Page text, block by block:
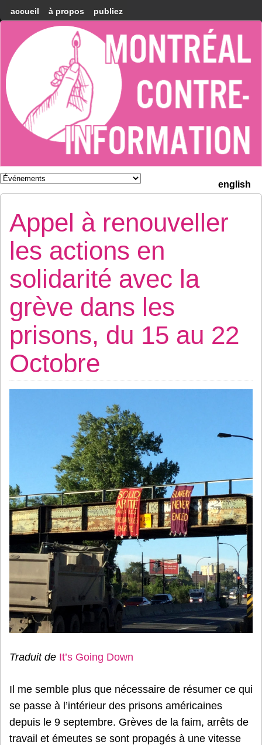
accueil à propos publiez
Montréal
Counter-
information
english
Appel à renouveller
les actions en
solidarité avec la
grève dans les
prisons, du 15 au 22
Octobre
Traduit de It’s Going Down
Il me semble plus que nécessaire de résumer ce qui
se passe à l’intérieur des prisons américaines
depuis le 9 septembre. Grèves de la faim, arrêts de
travail et émeutes se sont propagés à une vitesse